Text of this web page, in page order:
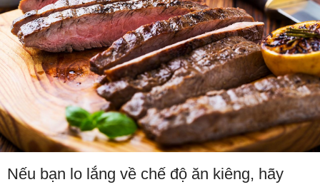
Nếu bạn lo lắng về chế độ ăn kiêng, hãy